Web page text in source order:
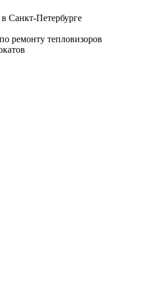
Санкт-Петербурге
ремонту тепловизоров